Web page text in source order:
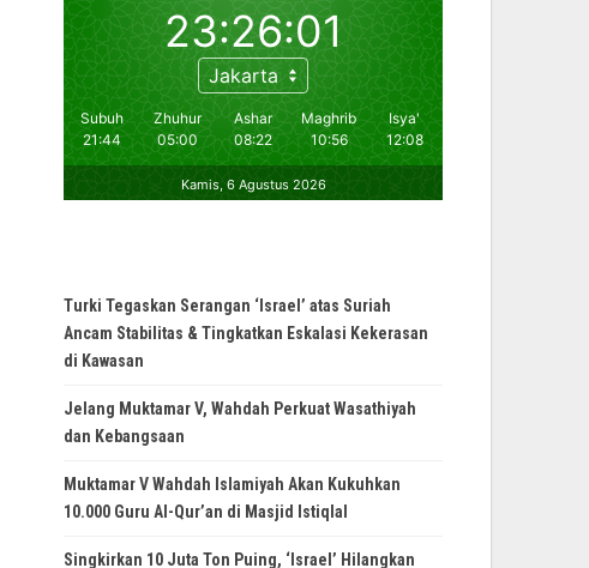
Turki Tegaskan Serangan ‘Israel’ atas Suriah
Ancam Stabilitas & Tingkatkan Eskalasi Kekerasan
di Kawasan
Jelang Muktamar V, Wahdah Perkuat Wasathiyah
dan Kebangsaan
Muktamar V Wahdah Islamiyah Akan Kukuhkan
10.000 Guru Al-Qur’an di Masjid Istiqlal
Singkirkan 10 Juta Ton Puing, ‘Israel’ Hilangkan